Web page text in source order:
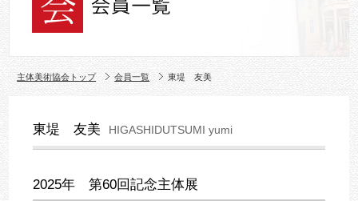
主体美術協会トップ 会員一覧 東堤 友美
東堤 友美 HIGASHIDUTSUMI yumi
2025年 第60回記念主体展